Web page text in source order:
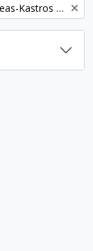
Mission archéologique française de Cap Andreas-Kastros (Chypre)